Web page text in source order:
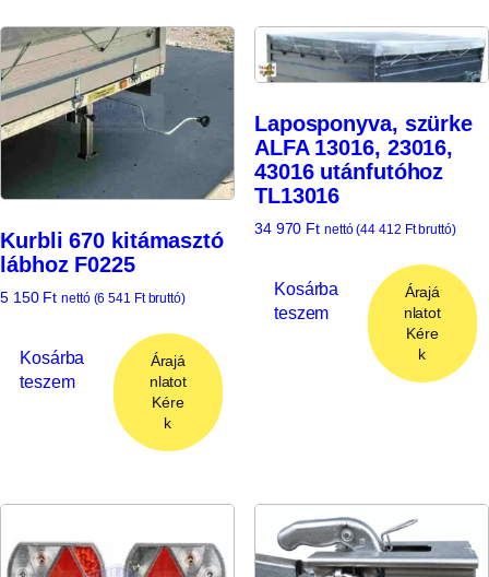
Kurbli 670 kitámasztó
lábhoz F0225
5 150 Ft nettó (6 541 Ftbruttó)
Kosárba
teszem
Árajá
nlatot
Kére
k
Laposponyva, szürke
ALFA 13016, 23016,
43016 utánfutóhoz
TL13016
34 970 Ft nettó (44 412 Ftbruttó)
Kosárba
teszem
Árajá
nlatot
Kére
k